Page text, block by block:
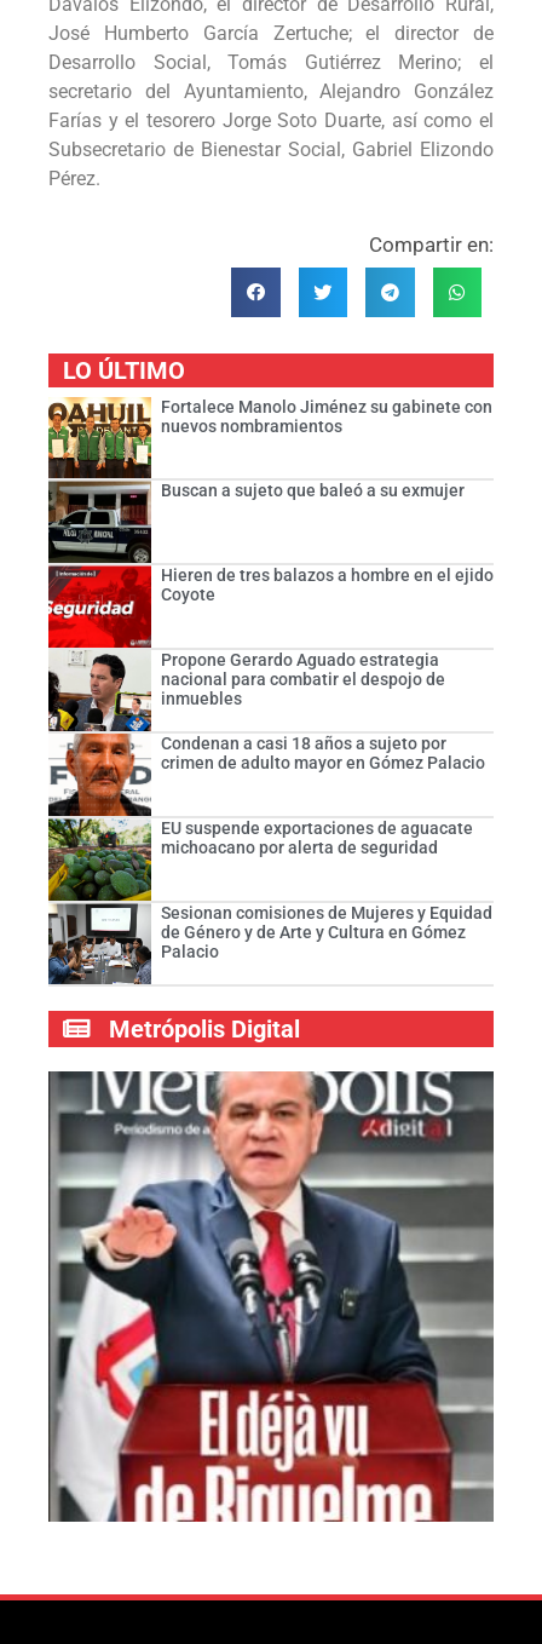
José Humberto García Zertuche; el director de
Desarrollo Social, Tomás Gutiérrez Merino; el
secretario del Ayuntamiento, Alejandro González
Farías y el tesorero Jorge Soto Duarte, así como el
Subsecretario de Bienestar Social, Gabriel Elizondo
Pérez.
Compartir en:
LO ÚLTIMO
Fortalece Manolo Jiménez su gabinete con
nuevos nombramientos
Buscan a sujeto que baleó a su exmujer
Hieren de tres balazos a hombre en el ejido
Coyote
Propone Gerardo Aguado estrategia
nacional para combatir el despojo de
inmuebles
Condenan a casi 18 años a sujeto por
crimen de adulto mayor en Gómez Palacio
EU suspende exportaciones de aguacate
michoacano por alerta de seguridad
Sesionan comisiones de Mujeres y Equidad
de Género y de Arte y Cultura en Gómez
Palacio
Metrópolis Digital